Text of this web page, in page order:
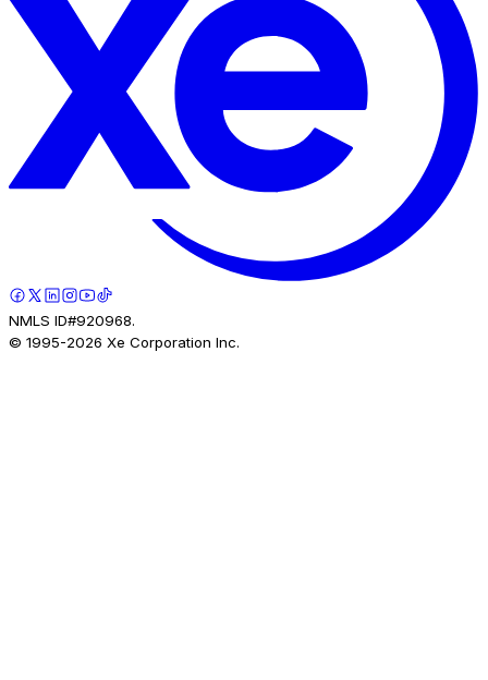
NMLS ID#920968.
© 1995-2026 Xe Corporation Inc.